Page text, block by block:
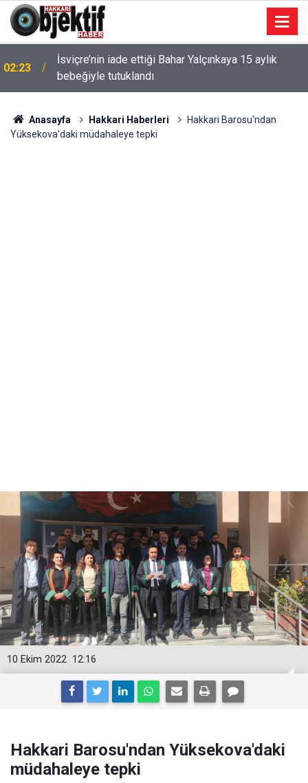
02:23
İsviçre’nin iade ettiği Bahar Yalçınkaya 15 aylık
bebeğiyle tutuklandı
Anasayfa Hakkari Haberleri
Hakkari Barosu'ndan
Yüksekova'daki müdahaleye tepki
12:16
10 Ekim 2022
Hakkari Barosu'ndan Yüksekova'daki
müdahaleye tepki